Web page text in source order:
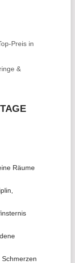
Preis in
&
Räume